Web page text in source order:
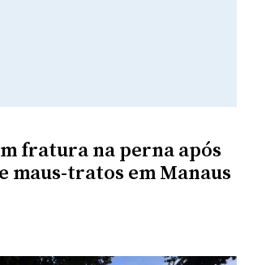
fratura na perna após
maus-tratos em Manaus